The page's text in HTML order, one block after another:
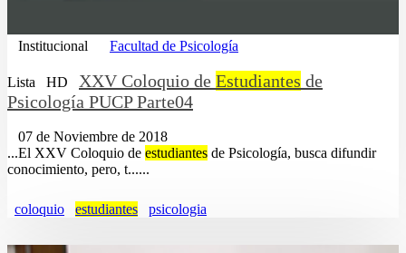
Institucional Facultad de Psicología
Lista HD XXV Coloquio de Estudiantes de
Psicología PUCP Parte04
07 de Noviembre de 2018
...El XXV Coloquio de estudiantes de Psicología, busca difundir
conocimiento, pero, t......
coloquio estudiantes psicologia